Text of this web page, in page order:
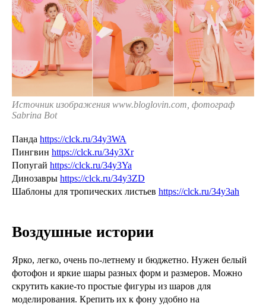
Источник изображения www.bloglovin.com, фотограф
Sabrina Bot
Панда https://clck.ru/34y3WA
Пингвин https://clck.ru/34y3Xr
Попугай https://clck.ru/34y3Ya
Динозавры https://clck.ru/34y3ZD
Шаблоны для тропических листьев https://clck.ru/34y3ah
Воздушные истории
Ярко, легко, очень по-летнему и бюджетно. Нужен белый
фотофон и яркие шары разных форм и размеров. Можно
скрутить какие-то простые фигуры из шаров для
моделирования. Крепить их к фону удобно на